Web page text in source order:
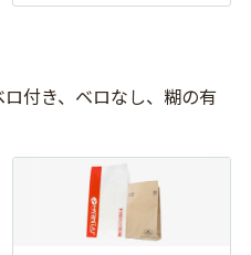
付き、ベロなし、糊の有